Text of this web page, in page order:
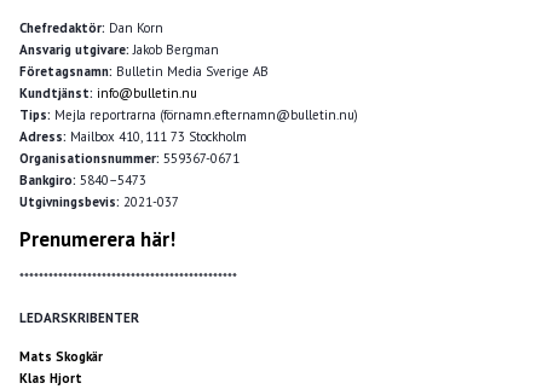
Chefredaktör: Dan Korn
Ansvarig utgivare: Jakob Bergman
Företagsnamn: Bulletin Media Sverige AB
Kundtjänst: info@bulletin.nu
Tips: Mejla reportrarna (förnamn.efternamn@bulletin.nu)
Adress: Mailbox 410, 111 73 Stockholm
Organisationsnummer: 559367-0671
Bankgiro: 5840–5473
Utgivningsbevis: 2021-037
Prenumerera här!
*********************************************
LEDARSKRIBENTER
Mats Skogkär
Klas Hjort